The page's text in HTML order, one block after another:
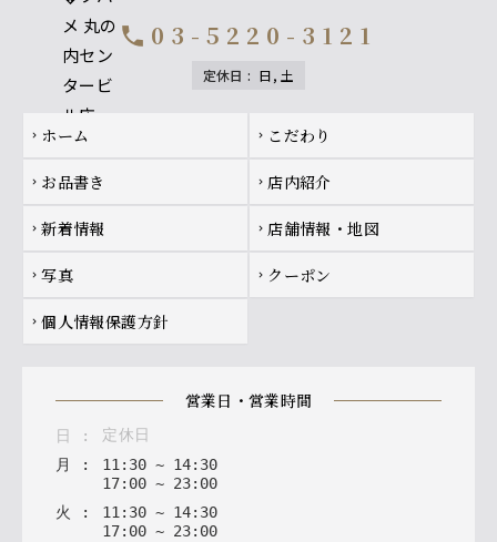
call 03-5220-3121
定休日 : 日, 土
Footer navigation
chevron_right ホーム chevron_right こだわり
chevron_right お品書き chevron_right 店内紹介
chevron_right 新着情報 chevron_right 店舗情報・地図
chevron_right 写真 chevron_right クーポン
chevron_right 個人情報保護方針
営業日・営業時間
日 :
定休日
月
: 11: 30 ~ 14: 30
17: 00 ~ 23: 00
火
: 11: 30 ~ 14: 30
17: 00 ~ 23: 00